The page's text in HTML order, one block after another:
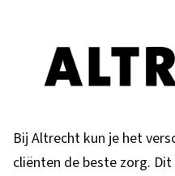
Bij Altrecht kun je het
cliënten de beste zorg.